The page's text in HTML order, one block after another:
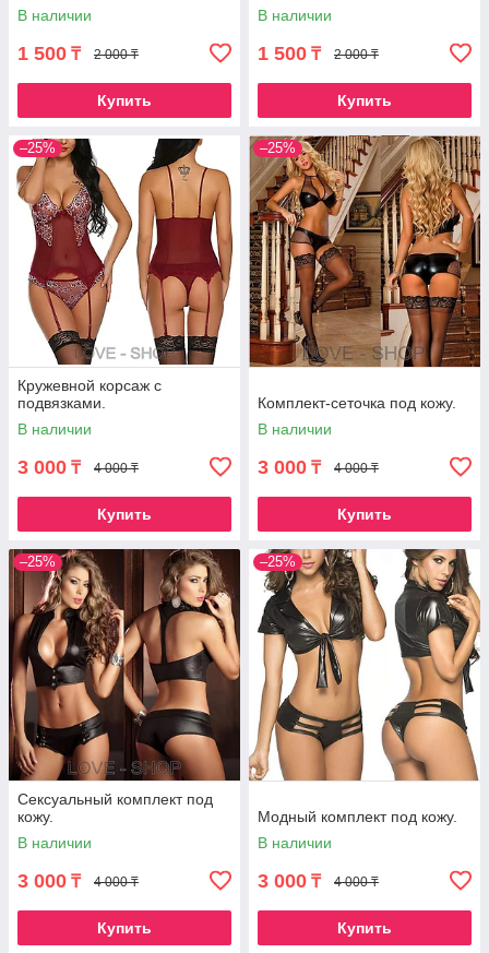
В наличии
1 500 ₸ 2 000 ₸
Купить
В наличии
1 500 ₸ 2 000 ₸
Купить
–25%
Кружевной корсаж с
подвязками.
В наличии
3 000 ₸ 4 000 ₸
Купить
–25%
Комплект-сеточка под кожу.
В наличии
3 000 ₸ 4 000 ₸
Купить
–25%
Сексуальный комплект под
кожу.
В наличии
3 000 ₸ 4 000 ₸
Купить
–25%
Модный комплект под кожу.
В наличии
3 000 ₸ 4 000 ₸
Купить